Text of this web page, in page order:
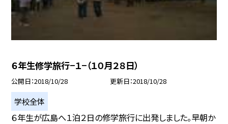
６年生修学旅行−１−（１０月２８日）
公開日 2018/10/28 更新日 2018/10/28
学校全体
６年生が広島へ１泊２日の修学旅行に出発しました。早朝か